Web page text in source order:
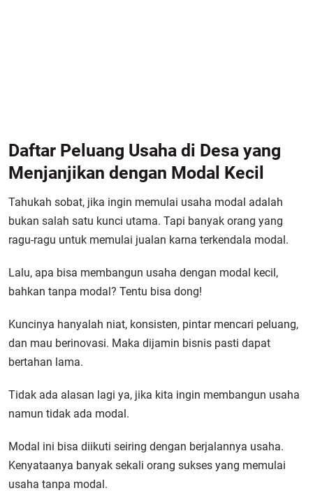
Daftar Peluang Usaha di Desa yang
Menjanjikan dengan Modal Kecil
Tahukah sobat, jika ingin memulai usaha modal adalah
bukan salah satu kunci utama. Tapi banyak orang yang
ragu-ragu untuk memulai jualan karna terkendala modal.
Lalu, apa bisa membangun usaha dengan modal kecil,
bahkan tanpa modal? Tentu bisa dong!
Kuncinya hanyalah niat, konsisten, pintar mencari peluang,
dan mau berinovasi. Maka dijamin bisnis pasti dapat
bertahan lama.
Tidak ada alasan lagi ya, jika kita ingin membangun usaha
namun tidak ada modal.
Modal ini bisa diikuti seiring dengan berjalannya usaha.
Kenyataanya banyak sekali orang sukses yang memulai
usaha tanpa modal.